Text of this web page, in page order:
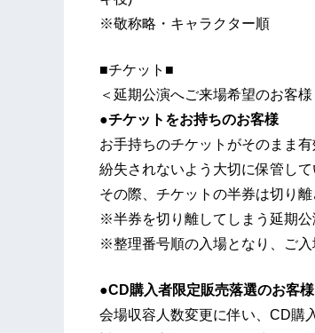
※敬称略・キャラクター順
■チケット■
＜延期公演へご来場希望のお客様
●チケットをお持ちのお客様
お手持ちのチケットがそのまま有
紛失されないよう大切に保管し
その際、チケットの半券は切り
※半券を切り離してしまう延期
※整理番号順の入場となり、ご入
●CD購入者限定販売落選のお客様
会場収容人数変更に伴い、CD購